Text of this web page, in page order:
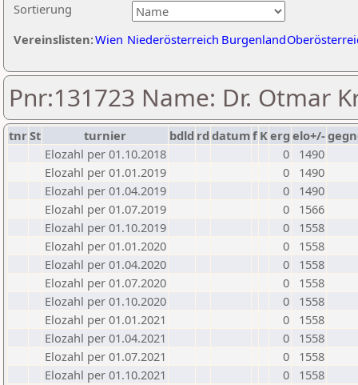
Sortierung
Vereinslisten:Wien Niederösterreich Burgenland
Pnr:131723 Name: Dr. Otmar
tnrSt turnier bdld rd datumf Kerg elo+/-
Elozahl per 01.10.2018
0
1490
Elozahl per 01.01.2019
0
1490
Elozahl per 01.04.2019
0
1490
Elozahl per 01.07.2019
0
1566
Elozahl per 01.10.2019
0
1558
Elozahl per 01.01.2020
0
1558
Elozahl per 01.04.2020
0
1558
Elozahl per 01.07.2020
0
1558
Elozahl per 01.10.2020
0
1558
Elozahl per 01.01.2021
0
1558
Elozahl per 01.04.2021
0
1558
Elozahl per 01.07.2021
0
1558
Elozahl per 01.10.2021
0
1558